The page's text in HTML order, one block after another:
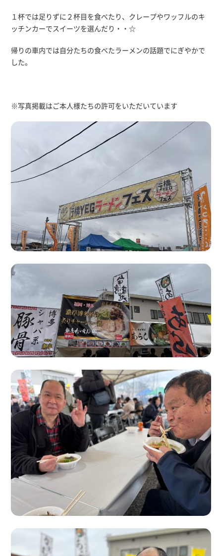
１杯では足りずに２杯目を食べたり、クレープやワッフルのキ
ッチンカーでスイーツを選んだり・・☆
帰りの車内では自分たちの食べたラーメンの話題でにぎやかで
した。
※写真掲載はご本人様たちの許可をいただいています